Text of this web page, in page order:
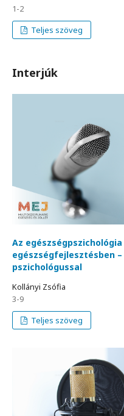
1-2
Teljes szöveg
Interjúk
Az
egészségfejlesztésben
pszichológussal
Kollányi Zsófia
3-9
Teljes szöveg